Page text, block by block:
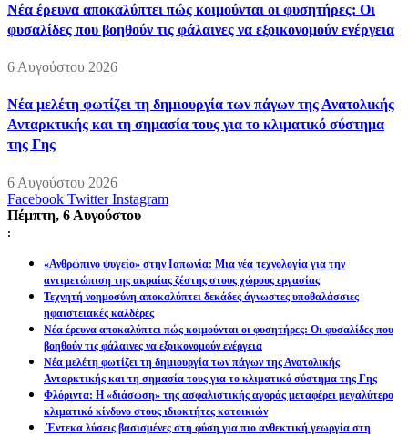
Νέα έρευνα αποκαλύπτει πώς κοιμούνται οι φυσητήρες: Οι
φυσαλίδες που βοηθούν τις φάλαινες να εξοικονομούν ενέργεια
6 Αυγούστου 2026
Νέα μελέτη φωτίζει τη δημιουργία των πάγων της Ανατολικής
Ανταρκτικής και τη σημασία τους για το κλιματικό σύστημα
της Γης
6 Αυγούστου 2026
Facebook Twitter Instagram
Πέμπτη, 6 Αυγούστου
:
«Ανθρώπινο ψυγείο» στην Ιαπωνία: Μια νέα τεχνολογία για την
αντιμετώπιση της ακραίας ζέστης στους χώρους εργασίας
Τεχνητή νοημοσύνη αποκαλύπτει δεκάδες άγνωστες υποθαλάσσιες
ηφαιστειακές καλδέρες
Νέα έρευνα αποκαλύπτει πώς κοιμούνται οι φυσητήρες: Οι φυσαλίδες που
βοηθούν τις φάλαινες να εξοικονομούν ενέργεια
Νέα μελέτη φωτίζει τη δημιουργία των πάγων της Ανατολικής
Ανταρκτικής και τη σημασία τους για το κλιματικό σύστημα της Γης
Φλόριντα: Η «διάσωση» της ασφαλιστικής αγοράς μεταφέρει μεγαλύτερο
κλιματικό κίνδυνο στους ιδιοκτήτες κατοικιών
Έντεκα λύσεις βασισμένες στη φύση για πιο ανθεκτική γεωργία στη